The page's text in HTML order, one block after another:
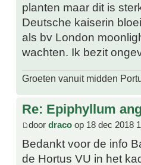
planten maar dit is
Deutsche kaiserin
als bv London
wachten. Ik bezit
Groeten vanuit midden
Re: Epiphyllum
door draco op 18 dec 2018
Bedankt voor de info
de Hortus VU in het